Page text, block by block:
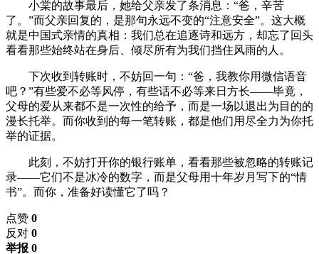
小棠的故事最后，她给父亲发了条消息：“爸，辛苦
了。”而父亲回复的，是那句永远不变的“注意安全”。这大概
就是中国式亲情的真相：我们总在追逐诗和远方，却忘了回头
看看那些始终站在身后、倾尽所有为我们挡住风雨的人。
下次收到转账时，不妨回一句：“爸，我教你用微信语音
吧？”有些爱不必等风停，有些话不必等来日方长——毕竟，
父母的爱从来都不是一次性的给予，而是一场以退出为目的的
漫长托举。而你收到的每一笔转账，都是他们用尽全力为你托
举的证据。
此刻，不妨打开你的银行账单，看看那些被忽略的转账记
录——它们不是冰冷的数字，而是父母用十年岁月写下的“情
书”。而你，准备好读懂它了吗？
点赞 0
反对 0
举报 0